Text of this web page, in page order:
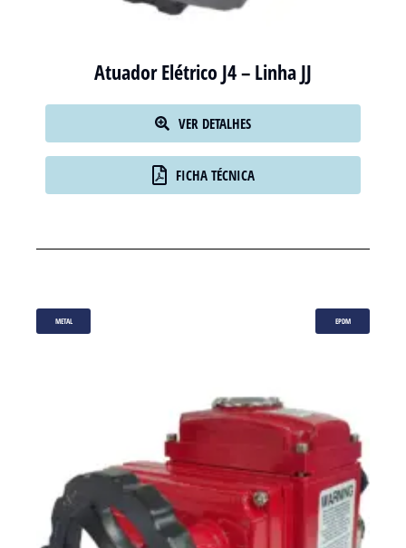
Atuador Elétrico J4 – Linha JJ
VER DETALHES
FICHA TÉCNICA
METAL EPDM